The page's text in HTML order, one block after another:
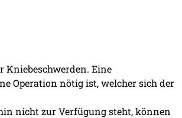
Kniebeschwerden. Eine
Operation nötig ist, welcher sich der
nicht zur Verfügung steht, können